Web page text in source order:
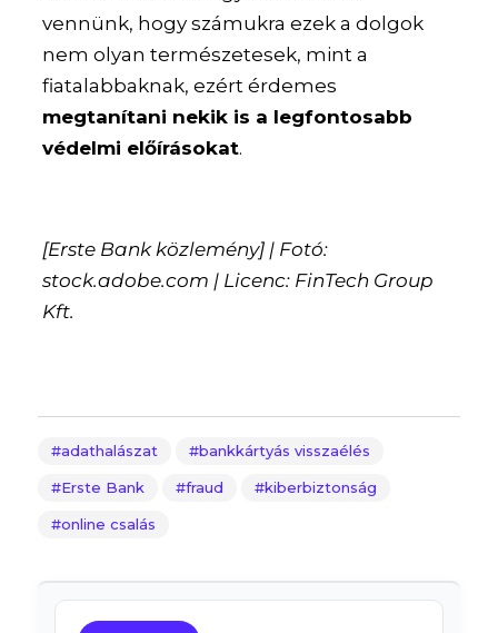
vennünk, hogy számukra ezek a dolgok
nem olyan természetesek, mint a
fiatalabbaknak, ezért érdemes
megtanítani nekik is a legfontosabb
védelmi előírásokat.
[Erste Bank közlemény] | Fotó:
stock.adobe.com | Licenc: FinTech Group
Kft.
adathalászat bankkártyás visszaélés
Erste Bank fraud kiberbiztonság
online csalás